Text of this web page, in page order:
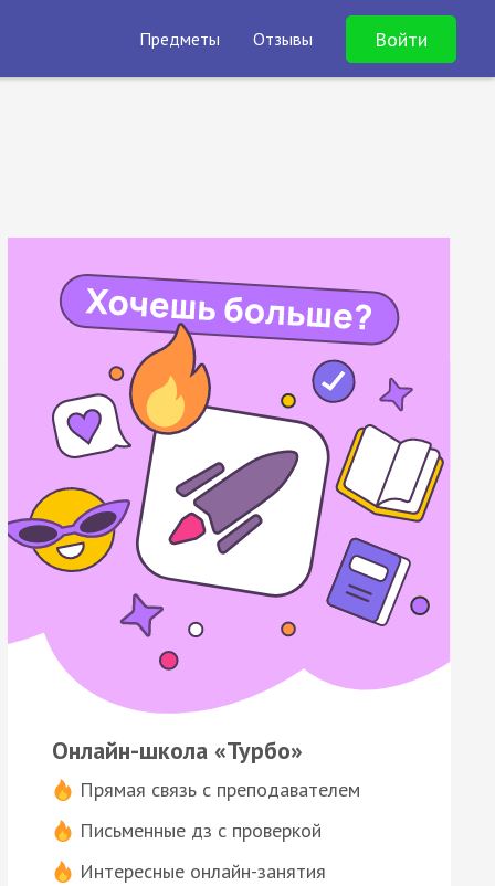
Предметы Отзывы Войти
Онлайн-школа «Турбо»
Прямая связь с преподавателем
Письменные дз с проверкой
Интересные онлайн-занятия